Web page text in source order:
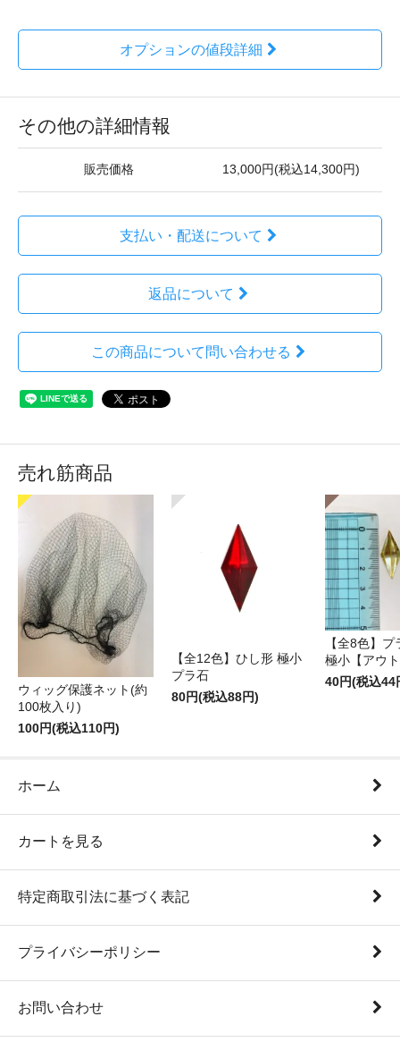
オプションの値段詳細
その他の詳細情報
販売価格 13,000円(税込14,300円)
支払い・配送について
返品について
この商品について問い合わせる
売れ筋商品
ウィッグ保護ネット(約
100枚入り)
100円(税込110円)
【全12色】ひし形 極小
プラ石
80円(税込88円)
【全8色】
極小【アウ
40円(税込44
ホーム
カートを見る
特定商取引法に基づく表記
プライバシーポリシー
お問い合わせ